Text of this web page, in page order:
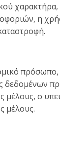
η
δεδομένων
ο
μέλους.